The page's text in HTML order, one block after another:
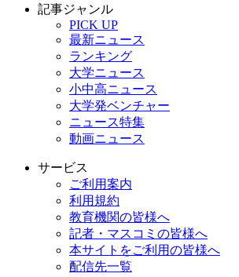
記事ジャンル
PICK UP
最新ニュース
ランキング
大学ニュース
小中高ニュース
大学発ベンチャー
ニュース特集
動画ニュース
サービス
ご利用案内
利用規約
教育機関の皆様へ
記者・マスコミの皆様へ
本サイトをご利用の皆様へ
配信先一覧